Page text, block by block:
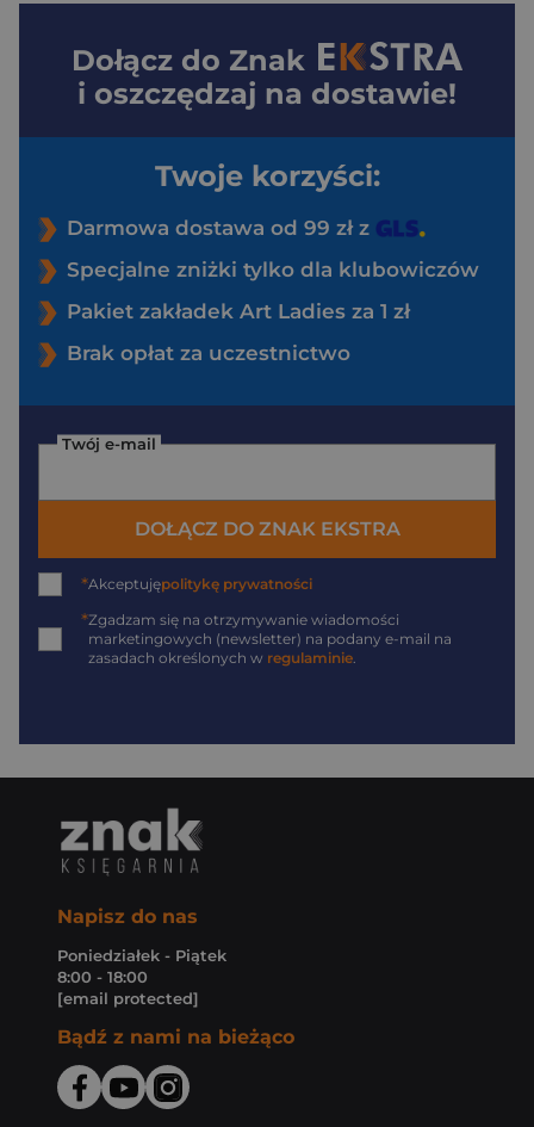
Dołącz do Znak
i oszczędzaj na dostawie!
Twoje korzyści:
Darmowa dostawa od 99 zł z
Specjalne zniżki tylko dla klubowiczów
Pakiet zakładek Art Ladies za 1 zł
Brak opłat za uczestnictwo
Twój e-mail
DOŁĄCZ DO ZNAK EKSTRA
*Akceptujępolitykę prywatności
*Zgadzam się na otrzymywanie wiadomości
marketingowych (newsletter) na podany e-mail na
zasadach określonych w regulaminie
Napisz do nas
Poniedziałek - Piątek
8:00 - 18:00
[email protected]
Bądź z nami na bieżąco